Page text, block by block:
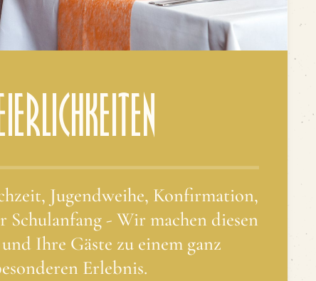
Jugendweihe, Konfirmation,
Schulanfang - Wir machen diesen
Ihre Gäste zu einem ganz
Erlebnis.